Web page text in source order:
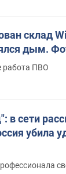
склад
дым.
работа ПВО
в сети
убила